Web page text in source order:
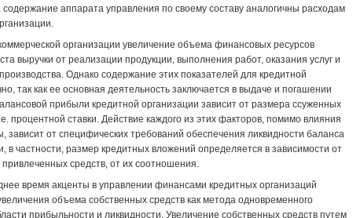
содержание аппарата управления по своему составу аналогичны расходам
организации увеличение объема финансовых ресурсов
выручки от реализации продукции, выполнения работ, оказания услуг и
Однако содержание этих показателей для кредитной
так как ее основная деятельность заключается в выдаче и погашении
прибыли кредитной организации зависит от размера ссуженных
процентной ставки. Действие каждого из этих факторов, помимо влияния
зависит от специфических требований обеспечения ликвидности баланса
в частности, размер кредитных вложений определяется в зависимости от
средств, от их соотношения.
время акценты в управлении финансами кредитных организаций
объема собственных средств как метода одновременного
прибыльности и ликвидности. Увеличение собственных средств путем